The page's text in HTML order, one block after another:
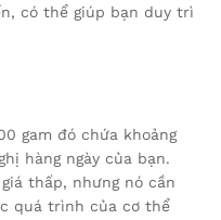
có thể giúp bạn duy trì
gam đó chứa khoảng
hàng ngày của bạn.
thấp, nhưng nó cần
quá trình của cơ thể